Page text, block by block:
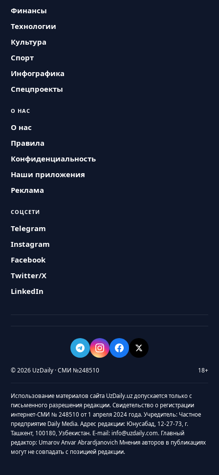
Финансы
Технологии
Культура
Спорт
Инфографика
Спецпроекты
О НАС
О нас
Правила
Конфиденциальность
Наши приложения
Реклама
СОЦСЕТИ
Telegram
Instagram
Facebook
Twitter/X
LinkedIn
© 2026 UzDaily · СМИ №248510 18+
Использование материалов сайта UzDaily.uz допускается только с
письменного разрешения редакции. Свидетельство о регистрации
интернет-СМИ № 248510 от 1 апреля 2024 года. Учредитель: Частное
предприятие Daily Media. Адрес редакции: Юнусабад, 12-27-73, г.
Ташкент, 100180, Узбекистан. E-mail: info@uzdaily.com. Главный
редактор: Umarov Anvar Abrardjanovich Мнения авторов в публикациях
могут не совпадать с позицией редакции.